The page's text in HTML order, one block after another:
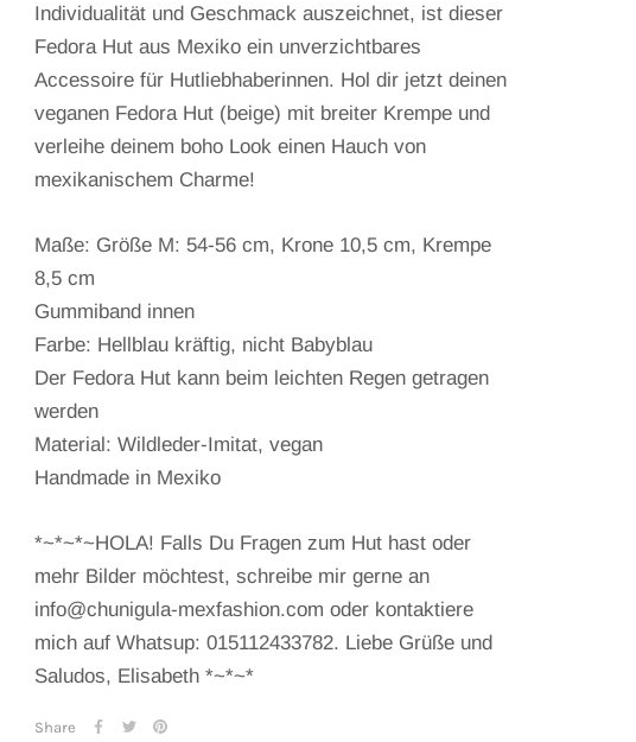
Individualität und Geschmack auszeichnet, ist dieser
Fedora Hut aus Mexiko ein unverzichtbares
Accessoire für Hutliebhaberinnen. Hol dir jetzt deinen
veganen Fedora Hut (beige) mit breiter Krempe und
verleihe deinem boho Look einen Hauch von
mexikanischem Charme!
Maße: Größe M: 54-56 cm, Krone 10,5 cm, Krempe
8,5 cm
Gummiband innen
Farbe: Hellblau kräftig, nicht Babyblau
Der Fedora Hut kann beim leichten Regen getragen
werden
Material: Wildleder-Imitat, vegan
Handmade in Mexiko
*~*~*~HOLA! Falls Du Fragen zum Hut hast oder
mehr Bilder möchtest, schreibe mir gerne an
info@chunigula-mexfashion.com oder kontaktiere
mich auf Whatsup: 015112433782. Liebe Grüße und
Saludos, Elisabeth *~*~*
Share